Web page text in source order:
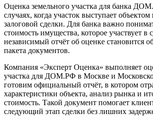
Оценка земельного участка для банка
случаях, когда участок выступает
залоговой сделки. Для банка важно
стоимость имущества, которое участвует в
независимый отчёт об оценке становится
пакета документов.
Компания «Эксперт Оценка» выполняет
участка для ДОМ.РФ в Москве и
готовим официальный отчёт, в котором
характеристики объекта, анализ рынка и
стоимость. Такой документ помогает
следующий этап сделки без лишних